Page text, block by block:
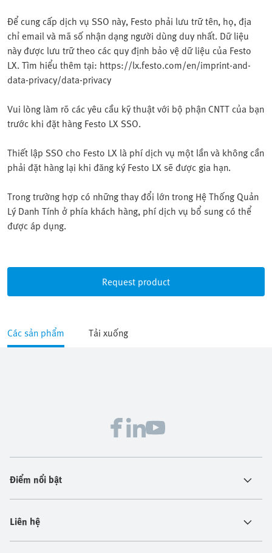
Để cung cấp dịch vụ SSO này, Festo phải lưu trữ tên, họ, địa
chỉ email và mã số nhận dạng người dùng duy nhất. Dữ liệu
này được lưu trữ theo các quy định bảo vệ dữ liệu của Festo
LX. Tìm hiểu thêm tại: https://lx.festo.com/en/imprint-and-
data-privacy/data-privacy
Vui lòng làm rõ các yêu cầu kỹ thuật với bộ phận CNTT của bạn
trước khi đặt hàng Festo LX SSO.
Thiết lập SSO cho Festo LX là phí dịch vụ một lần và không cần
phải đặt hàng lại khi đăng ký Festo LX sẽ được gia hạn.
Trong trường hợp có những thay đổi lớn trong Hệ Thống Quản
Lý Danh Tính ở phía khách hàng, phí dịch vụ bổ sung có thể
được áp dụng.
Request product
Các sản phẩm Tải xuống
Điểm nổi bật
Liên hệ